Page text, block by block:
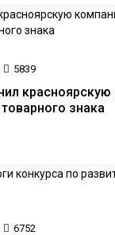
5839
знака
6752